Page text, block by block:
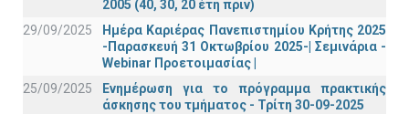
2005 (40, 30, 20 έτη πριν)
29/09/2025
Ημέρα Καριέρας Πανεπιστημίου Κρήτης 2025
-Παρασκευή 31 Οκτωβρίου 2025-| Σεμινάρια -
Webinar Προετοιμασίας |
25/09/2025
Ενημέρωση για το πρόγραμμα πρακτικής
άσκησης του τμήματος - Τρίτη 30-09-2025